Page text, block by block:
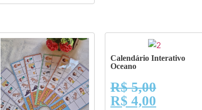
Calendário Interativo
Oceano
R$5,00
R$ 4,00